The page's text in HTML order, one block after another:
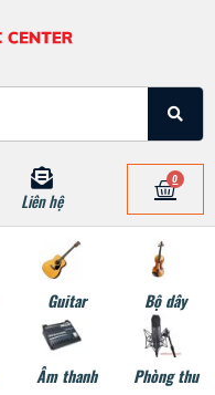
Liên hệ
0
Guitar Bộ dây
Âm thanh Phòng thu